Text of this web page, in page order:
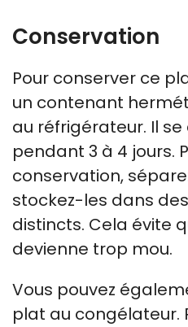
Conservation
Pour conserver ce
un contenant
au réfrigérateur. Il
pendant 3 à 4 jours.
conservation,
stockez-les dans
distincts. Cela évite
devienne trop mou.
Vous pouvez
plat au congélateur.